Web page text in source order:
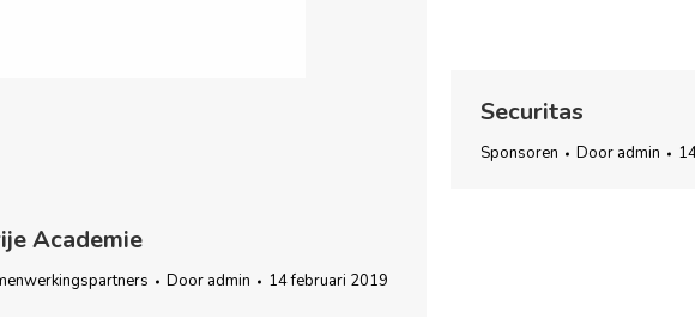
Securitas
Sponsoren Door admin
Academie
Door admin 14 februari 2019